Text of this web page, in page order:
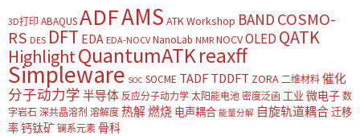
3D打印 ABAQUSADFAMS ATK Workshop BAND COSMO-
RS DES DFT EDA EDA-NOCV NanoLab NMR NOCVOLED QATK
HighlightQuantumATKreaxff
Simpleware SOC SOCME TADF TDDFT ZORA 二维材料 催化
分子动力学 半导体 反应分子动力学 太阳能电池 密度泛函 工业 微电子 数
字岩石 深共晶溶剂 溶解度 热解燃烧 电声耦合 能量分解 自旋轨道耦合迁移
率钙钛矿 镧系元素 骨科